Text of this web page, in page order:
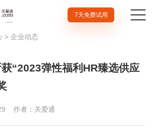
7天免费试用
> 企业动态
“2023弹性福利HR臻选供应
作者：关爱通